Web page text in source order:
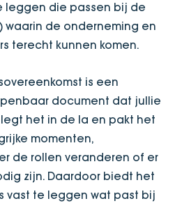
leggen die passen bij de
waarin de onderneming en
terecht kunnen komen.
is een
document dat jullie
het in de la en pakt het
momenten,
de rollen veranderen of er
zijn. Daardoor biedt het
vast te leggen wat past bij